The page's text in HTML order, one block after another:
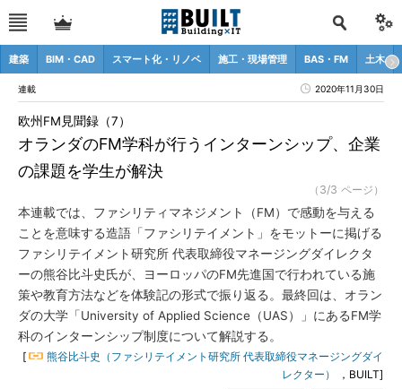
建築 BIM・CAD スマート化・リノベ 施工・現場管理 BAS・FM 土木
連載 2020年11月30日
オランダのFM学科が行うインターンシップ、企業
の課題を学生が解決
欧州FM見聞録（7）
（3/3 ページ）
本連載では、ファシリティマネジメント（FM）で感動を与える
ことを意味する造語「ファシリテイメント」をモットーに掲げる
ファシリテイメント研究所 代表取締役マネージングダイレクタ
ーの熊谷比斗史氏が、ヨーロッパのFM先進国で行われている施
策や教育方法などを体験記の形式で振り返る。最終回は、オラン
ダの大学「University of Applied Science（UAS）」にあるFM学
科のインターンシップ制度について解説する。
[
熊谷比斗史（ファシリテイメント研究所 代表取締役マネージングダイ
レクター）
，BUILT]